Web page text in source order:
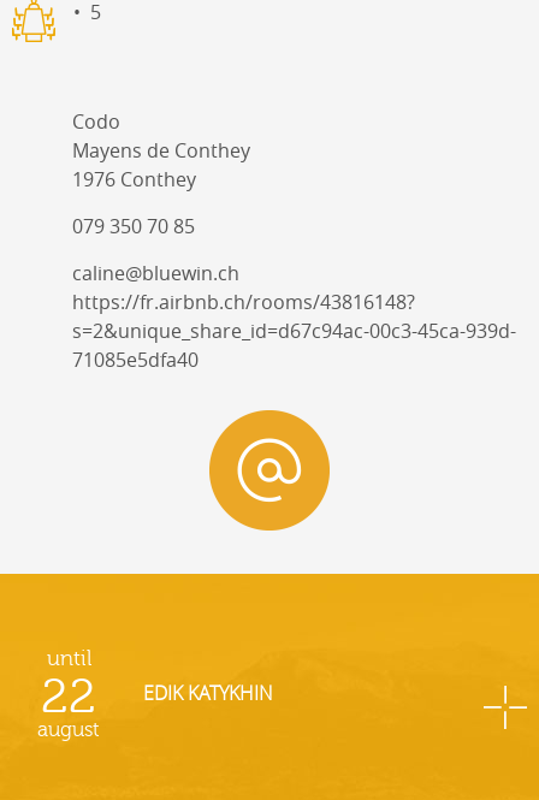
5
Codo
Mayens de Conthey
1976 Conthey
079 350 70 85
caline@bluewin.ch
https://fr.airbnb.ch/rooms/43816148?
s=2&unique_share_id=d67c94ac-00c3-45ca-939d-
71085e5dfa40
until
22
august
EDIK KATYKHIN